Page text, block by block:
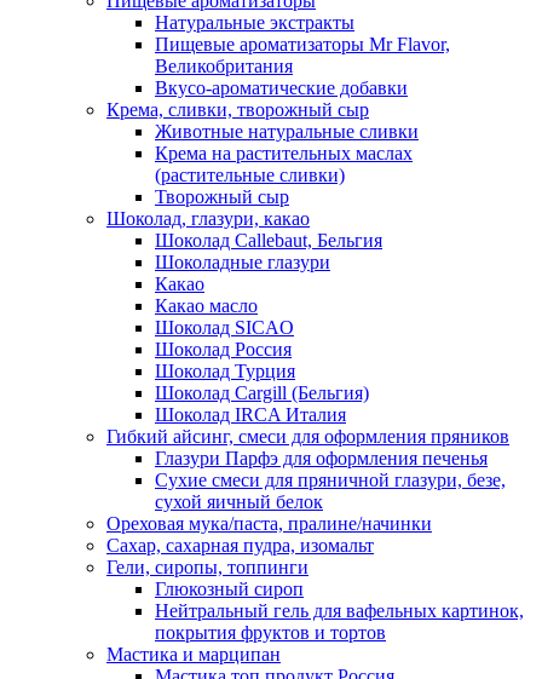
Натуральные экстракты
Пищевые ароматизаторы Mr Flavor,
Великобритания
Вкусо-ароматические добавки
Крема, сливки, творожный сыр
Животные натуральные сливки
Крема на растительных маслах
(растительные сливки)
Творожный сыр
Шоколад, глазури, какао
Шоколад Callebaut, Бельгия
Шоколадные глазури
Какао
Какао масло
Шоколад SICAO
Шоколад Россия
Шоколад Турция
Шоколад Cargill (Бельгия)
Шоколад IRCA Италия
Гибкий айсинг, смеси для оформления пряников
Глазури Парфэ для оформления печенья
Сухие смеси для пряничной глазури, безе,
сухой яичный белок
Ореховая мука/паста, пралине/начинки
Сахар, сахарная пудра, изомальт
Гели, сиропы, топпинги
Глюкозный сироп
Нейтральный гель для вафельных картинок,
покрытия фруктов и тортов
Мастика и марципан